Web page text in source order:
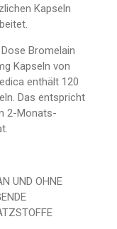
Kapseln
Bromelain
Kapseln von
enthält 120
Das entspricht
2-Monats-
UND OHNE